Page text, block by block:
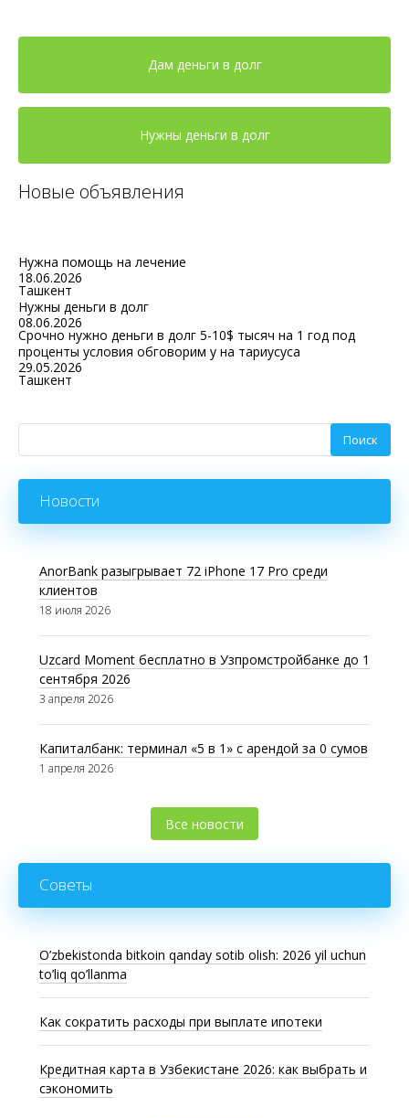
Дам деньги в долг
Нужны деньги в долг
Новые объявления
Нужна помощь на лечение
18.06.2026
Ташкент
Нужны деньги в долг
08.06.2026
Срочно нужно деньги в долг 5-10$ тысяч на 1 год под
проценты условия обговорим у на тариусуса
29.05.2026
Ташкент
Новости
AnorBank разыгрывает 72 iPhone 17 Pro среди
клиентов
18 июля 2026
Uzcard Moment бесплатно в Узпромстройбанке до 1
сентября 2026
3 апреля 2026
Капиталбанк: терминал «5 в 1» с арендой за 0 сумов
1 апреля 2026
Все новости
Советы
O’zbekistonda bitkoin qanday sotib olish: 2026 yil uchun
to’liq qo’llanma
Как сократить расходы при выплате ипотеки
Кредитная карта в Узбекистане 2026: как выбрать и
сэкономить